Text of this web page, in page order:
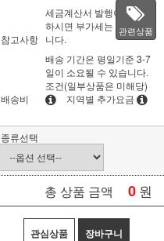
참고사항
세금계산서 발행이 필요
하시면 부가세는 별도입
니다.
배송비
배송 기간은 평일기준 3-7
일이 소요될 수 있습니다.
조건(일부상품은 미해당)
지역별 추가요금
관련상품
종류선택
총 상품 금액 0 원
관심상품 장바구니